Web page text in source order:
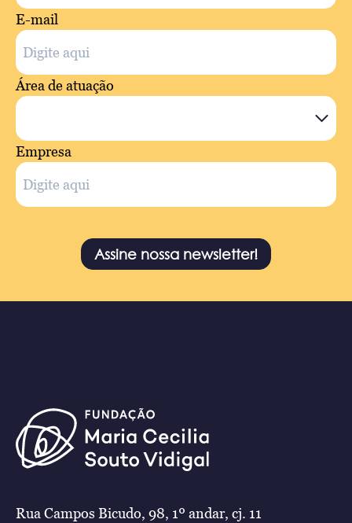
E-mail
Área de atuação
Empresa
Assine nossa newsletter!
Rua Campos Bicudo, 98, 1º andar, cj. 11